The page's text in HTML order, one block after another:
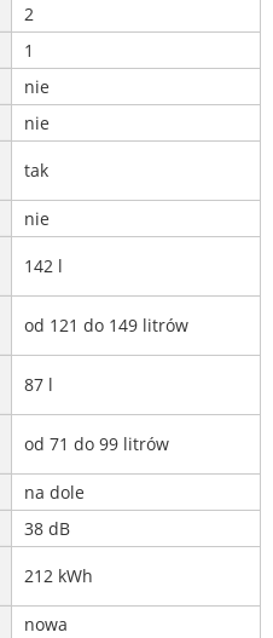
2
1
nie
nie
tak
nie
142 l
od 121 do 149 litrów
87 l
od 71 do 99 litrów
na dole
38 dB
212 kWh
nowa